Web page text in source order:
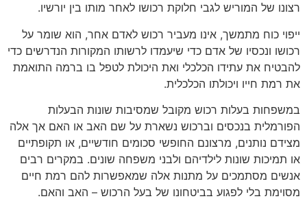
רצונו של המוריש לגבי חלוקת רכושו לאחר מותו בין יורשיו.
ייפוי כוח מתמשך, אינו מעביר רכוש לאדם אחר, הוא שומר על
רכושו ונכסיו של אדם כדי שיעמדו לרשותו המקורות הנדרשים כדי
להבטיח את עתידו הכלכלי ואת היכולת לטפל בו ברמה התואמת
את רמת חייו ויכולתו הכלכלית.
במשפחות בעלות רכוש מקובל שמסיבות שונות הבעלות
הפורמלית בנכסים וברכוש נשארת על שם האב או האם אך אלה
מצידם נותנים, מרצונם החופשי סכומים חודשיים, או תקופתיים
או תמיכות שונות לילדיהם ולבני משפחה שונים. במקרים רבים
אנשים מסתמכים על מתנות אלה שמאפשרות להם רמת חיים
מסוימת בלי לפגוע בביטחונו של בעל הרכוש – האב והאם.